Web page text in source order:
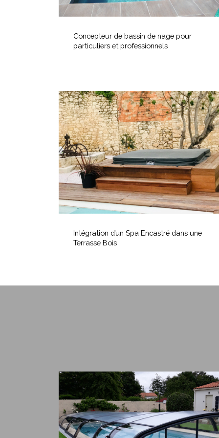
bassin
particuliers
et
professionnels
Concepteur de bassin de nage pour
particuliers et professionnels
Intégration
d’un
Spa
Encastré
dans
une
Terrasse
Bois
Intégration d’un Spa Encastré dans une
Terrasse Bois
Pourquoi
Installer
un
Abri
de
Piscine